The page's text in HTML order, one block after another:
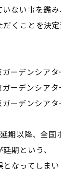
ない事を鑑み
くことを決定
ーデンシアタ
ーデンシアタ
ーデンシアタ
期以降、全国
期という、
なってしま